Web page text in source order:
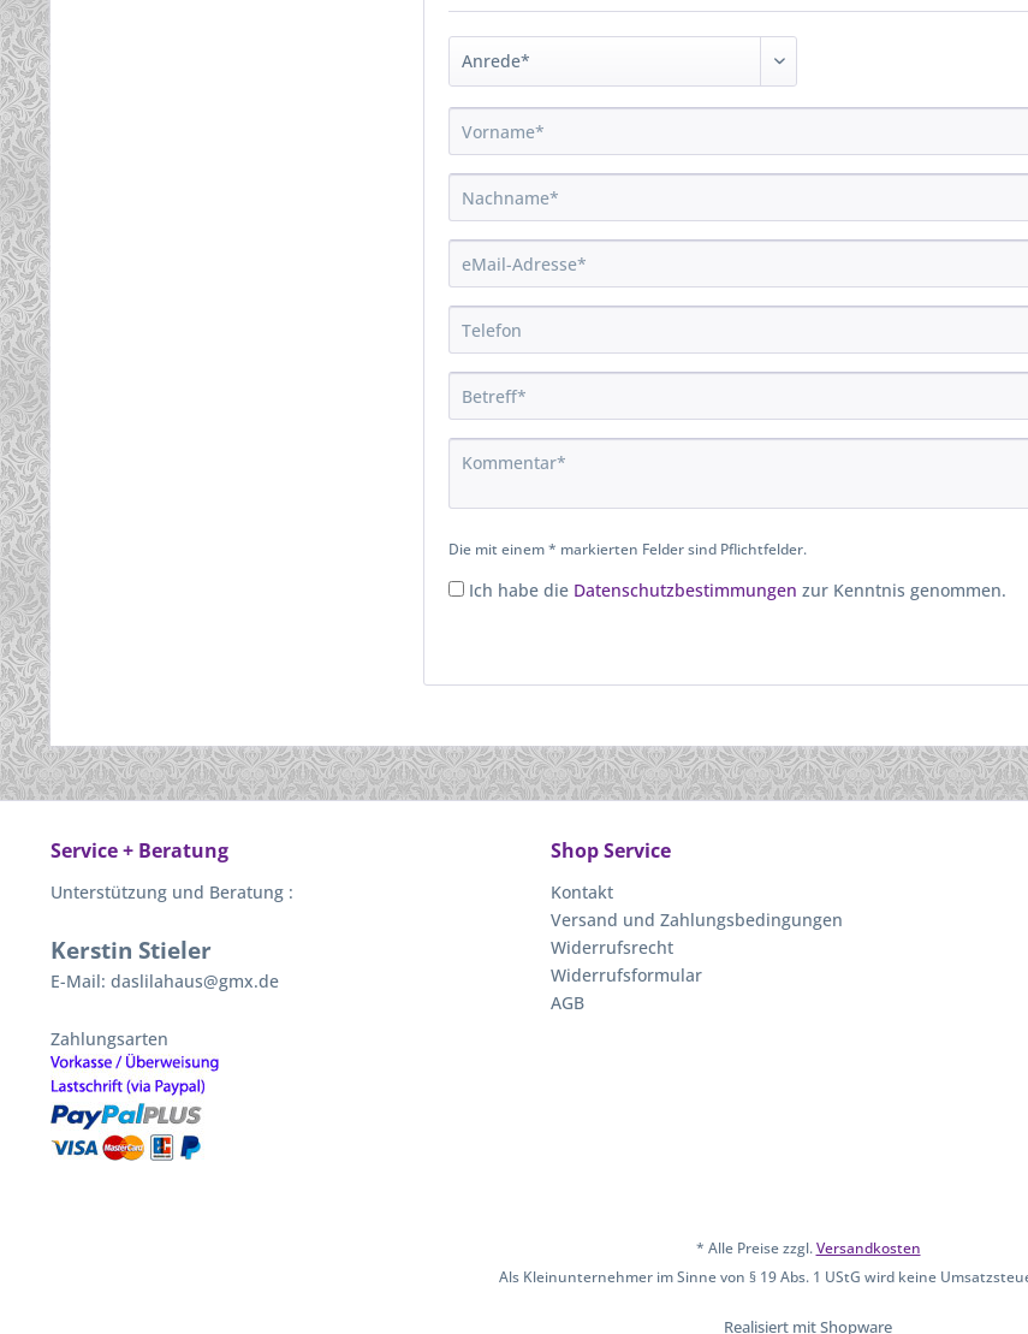
Die mit einem * markierten Felder sind Pflichtfelder.
Ich habe die Datenschutzbestimmungen zur Kenntnis genommen.
Service + Beratung
Unterstützung und Beratung :
Kerstin Stieler
E-Mail: daslilahaus@gmx.de
Zahlungsarten
Shop Service
Kontakt
Versand und Zahlungsbedingungen
Widerrufsrecht
Widerrufsformular
AGB
* Alle Preise zzgl.Versandkosten
Als Kleinunternehmer im Sinne von § 19 Abs. 1 UStG wird keine
Realisiert mit Shopware